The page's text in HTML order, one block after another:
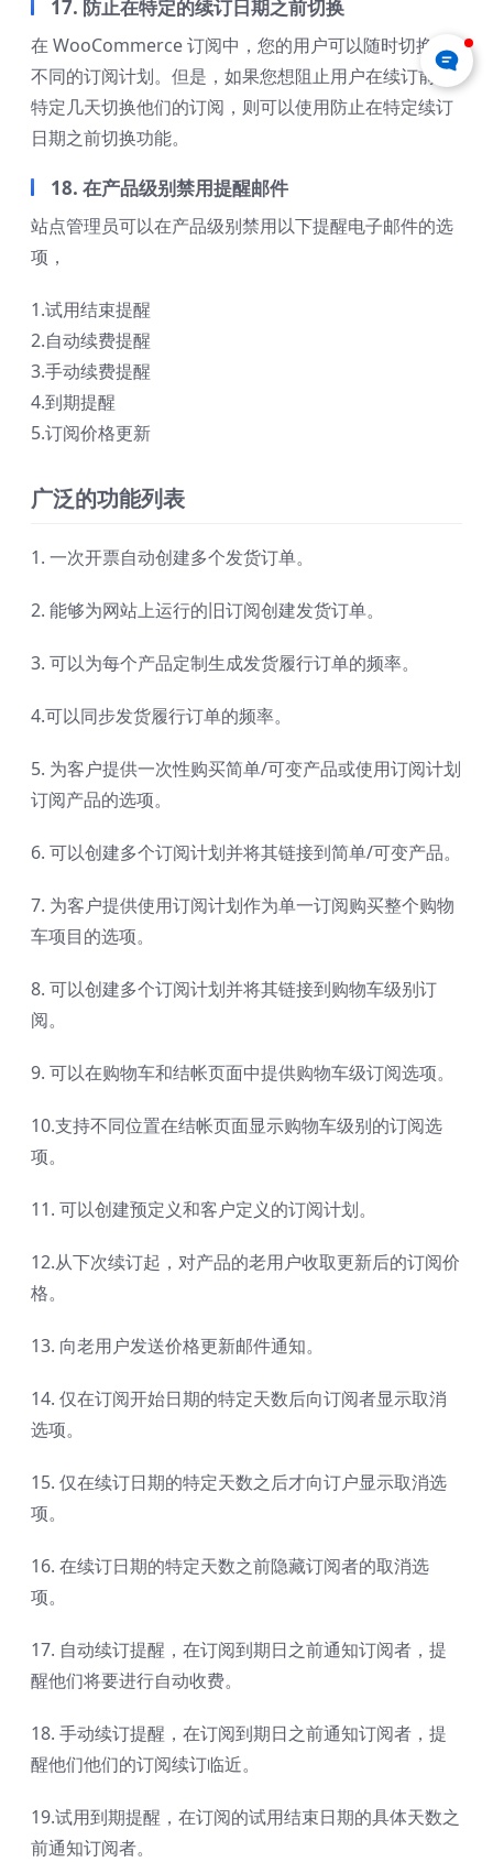
17. 防止在特定的续订日期之前切换
在 WooCommerce 订阅中，您的用户可以随时切换到
不同的订阅计划。但是，如果您想阻止用户在续订前的
特定几天切换他们的订阅，则可以使用防止在特定续订
日期之前切换功能。
18. 在产品级别禁用提醒邮件
站点管理员可以在产品级别禁用以下提醒电子邮件的选
项，
1.试用结束提醒
2.自动续费提醒
3.手动续费提醒
4.到期提醒
5.订阅价格更新
广泛的功能列表
1. 一次开票自动创建多个发货订单。
2. 能够为网站上运行的旧订阅创建发货订单。
3. 可以为每个产品定制生成发货履行订单的频率。
4.可以同步发货履行订单的频率。
5. 为客户提供一次性购买简单/可变产品或使用订阅计划
订阅产品的选项。
6. 可以创建多个订阅计划并将其链接到简单/可变产品。
7. 为客户提供使用订阅计划作为单一订阅购买整个购物
车项目的选项。
8. 可以创建多个订阅计划并将其链接到购物车级别订
阅。
9. 可以在购物车和结帐页面中提供购物车级订阅选项。
10.支持不同位置在结帐页面显示购物车级别的订阅选
项。
11. 可以创建预定义和客户定义的订阅计划。
12.从下次续订起，对产品的老用户收取更新后的订阅价
格。
13. 向老用户发送价格更新邮件通知。
14. 仅在订阅开始日期的特定天数后向订阅者显示取消
选项。
15. 仅在续订日期的特定天数之后才向订户显示取消选
项。
16. 在续订日期的特定天数之前隐藏订阅者的取消选
项。
17. 自动续订提醒，在订阅到期日之前通知订阅者，提
醒他们将要进行自动收费。
18. 手动续订提醒，在订阅到期日之前通知订阅者，提
醒他们他们的订阅续订临近。
19.试用到期提醒，在订阅的试用结束日期的具体天数之
前通知订阅者。